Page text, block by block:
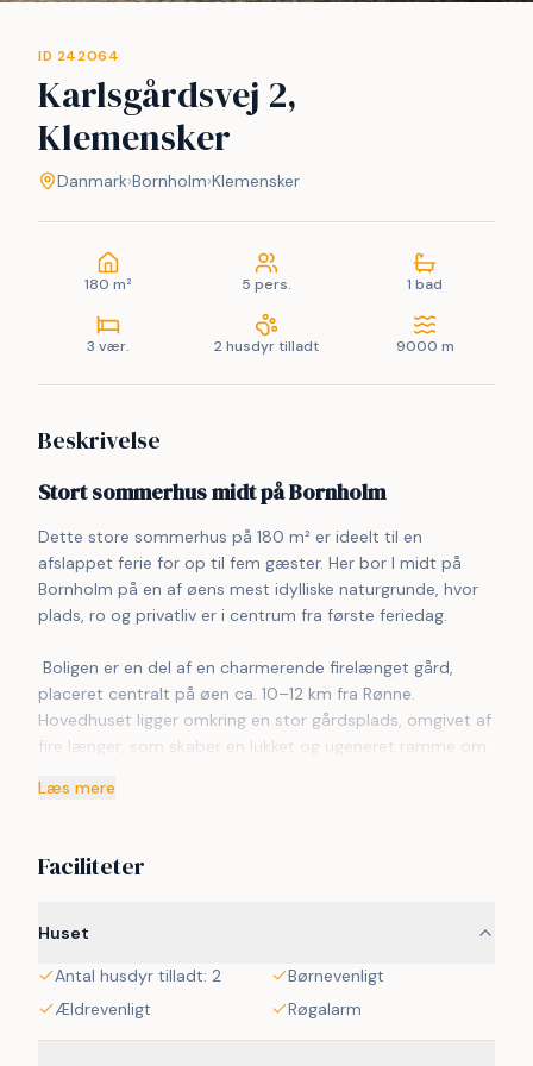
ID 242064
Karlsgårdsvej 2,
Klemensker
Danmark›Bornholm›Klemensker
180 m² 5 pers. 1 bad
3 vær. 2 husdyr tilladt 9000 m
Beskrivelse
Stort sommerhus midt på Bornholm
Dette store sommerhus på 180 m² er ideelt til en
afslappet ferie for op til fem gæster. Her bor I midt på
Bornholm på en af øens mest idylliske naturgrunde, hvor
plads, ro og privatliv er i centrum fra første feriedag.
placeret centralt på øen ca. 10–12 km fra Rønne.
Hovedhuset ligger omkring en stor gårdsplads, omgivet af
fire længer, som skaber en lukket og ugeneret ramme om
enkeltseng. Køkkenet er fuldt udstyret med alle
badeværelse, vaskerum med vaskemaskine, WiFi og tv
komfort året rundt.
Læs mere
Faciliteter
Huset
Antal husdyr tilladt: 2
Børnevenligt
Ældrevenligt
Røgalarm